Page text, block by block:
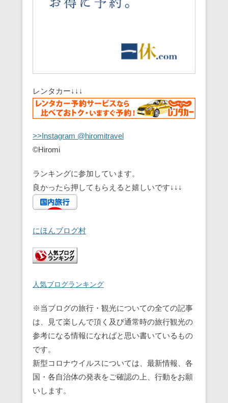
レンタカー↓↓↓
>>Instagram @hiromitravel
©Hiromi
ランキングに参加しています。
良かったら押してもらえると嬉しいです↓↓↓
にほんブログ村
人気ブログランキング
※当ブログの旅行・観光についての全ての記事
は、見て楽しんで頂く及び通常時の旅行観光の
参考になる情報になればと思い書いているもの
です。
新型コロナウイルスについては、最新情報、各
国・各自治体の発表をご確認の上、行動をお願
いします。